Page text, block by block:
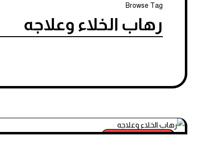
Browse Tag
رهاب الخلاء وعلاجه
الاضطرابات النفسية